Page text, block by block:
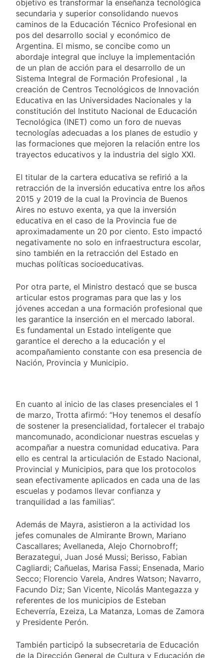
objetivo es transformar la enseñanza tecnológica
secundaria y superior consolidando nuevos
caminos de la Educación Técnico Profesional en
pos del desarrollo social y económico de
Argentina. El mismo, se concibe como un
abordaje integral que incluye la implementación
de un plan de acción para el desarrollo de un
Sistema Integral de Formación Profesional , la
creación de Centros Tecnológicos de Innovación
Educativa en las Universidades Nacionales y la
constitución del Instituto Nacional de Educación
Tecnológica (INET) como un foro de nuevas
tecnologías adecuadas a los planes de estudio y
las formaciones que mejoren la relación entre los
trayectos educativos y la industria del siglo XXI.
El titular de la cartera educativa se refirió a la
retracción de la inversión educativa entre los años
2015 y 2019 de la cual la Provincia de Buenos
Aires no estuvo exenta, ya que la inversión
educativa en el caso de la Provincia fue de
aproximadamente un 20 por ciento. Esto impactó
negativamente no solo en infraestructura escolar,
sino también en la retracción del Estado en
muchas políticas socioeducativas.
Por otra parte, el Ministro destacó que se busca
articular estos programas para que las y los
jóvenes accedan a una formación profesional que
les garantice la inserción en el mercado laboral.
Es fundamental un Estado inteligente que
garantice el derecho a la educación y el
acompañamiento constante con esa presencia de
Nación, Provincia y Municipio.
En cuanto al inicio de las clases presenciales el 1
de marzo, Trotta afirmó: “Hoy tenemos el desafío
de sostener la presencialidad, fortalecer el trabajo
mancomunado, acondicionar nuestras escuelas y
acompañar a nuestra comunidad educativa. Para
ello es central la articulación de Estado Nacional,
Provincial y Municipios, para que los protocolos
sean efectivamente aplicados en cada una de las
escuelas y podamos llevar confianza y
tranquilidad a las familias”.
Además de Mayra, asistieron a la actividad los
jefes comunales de Almirante Brown, Mariano
Cascallares; Avellaneda, Alejo Chornobroff;
Berazategui, Juan José Mussi; Berisso, Fabian
Cagliardi; Cañuelas, Marisa Fassi; Ensenada, Mario
Secco; Florencio Varela, Andres Watson; Navarro,
Facundo Diz; San Vicente, Nicolás Mantegazza y
referentes de los municipios de Esteban
Echeverría, Ezeiza, La Matanza, Lomas de Zamora
y Presidente Perón.
También participó la subsecretaria de Educación
de la Dirección General de Cultura y Educación de